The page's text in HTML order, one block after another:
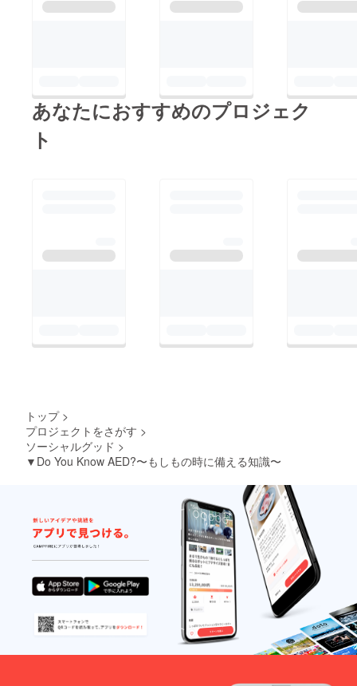
あなたにおすすめのプロジェク
ト
トップ >
プロジェクトをさがす >
ソーシャルグッド >
▼Do You Know AED?〜もしもの時に備える知識〜